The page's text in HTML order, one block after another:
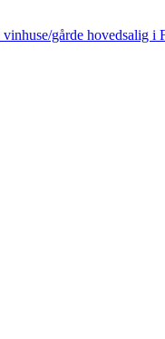
gårde hovedsalig i